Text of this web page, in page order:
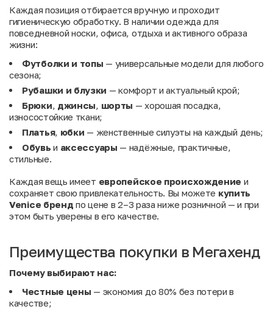
Каждая позиция отбирается вручную и проходит
гигиеническую обработку. В наличии одежда для
повседневной носки, офиса, отдыха и активного образа
жизни:
Футболки и топы — универсальные модели для любого
сезона;
Рубашки и блузки — комфорт и актуальный крой;
Брюки, джинсы, шорты — хорошая посадка,
износостойкие ткани;
Платья, юбки — женственные силуэты на каждый день;
Обувь и аксессуары — надёжные, практичные,
стильные.
Каждая вещь имеет европейское происхождение и
сохраняет свою привлекательность. Вы можете купить
Venice бренд по цене в 2–3 раза ниже розничной — и при
этом быть уверены в его качестве.
Преимущества покупки в Мегахенд
Почему выбирают нас:
Честные цены — экономия до 80% без потери в
качестве;